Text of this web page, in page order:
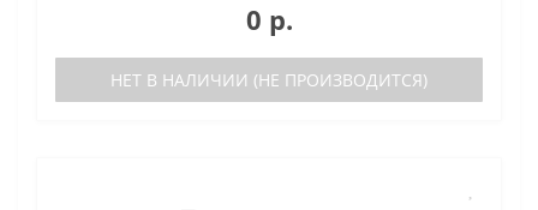
0 р.
НЕТ В НАЛИЧИИ (НЕ ПРОИЗВОДИТСЯ)